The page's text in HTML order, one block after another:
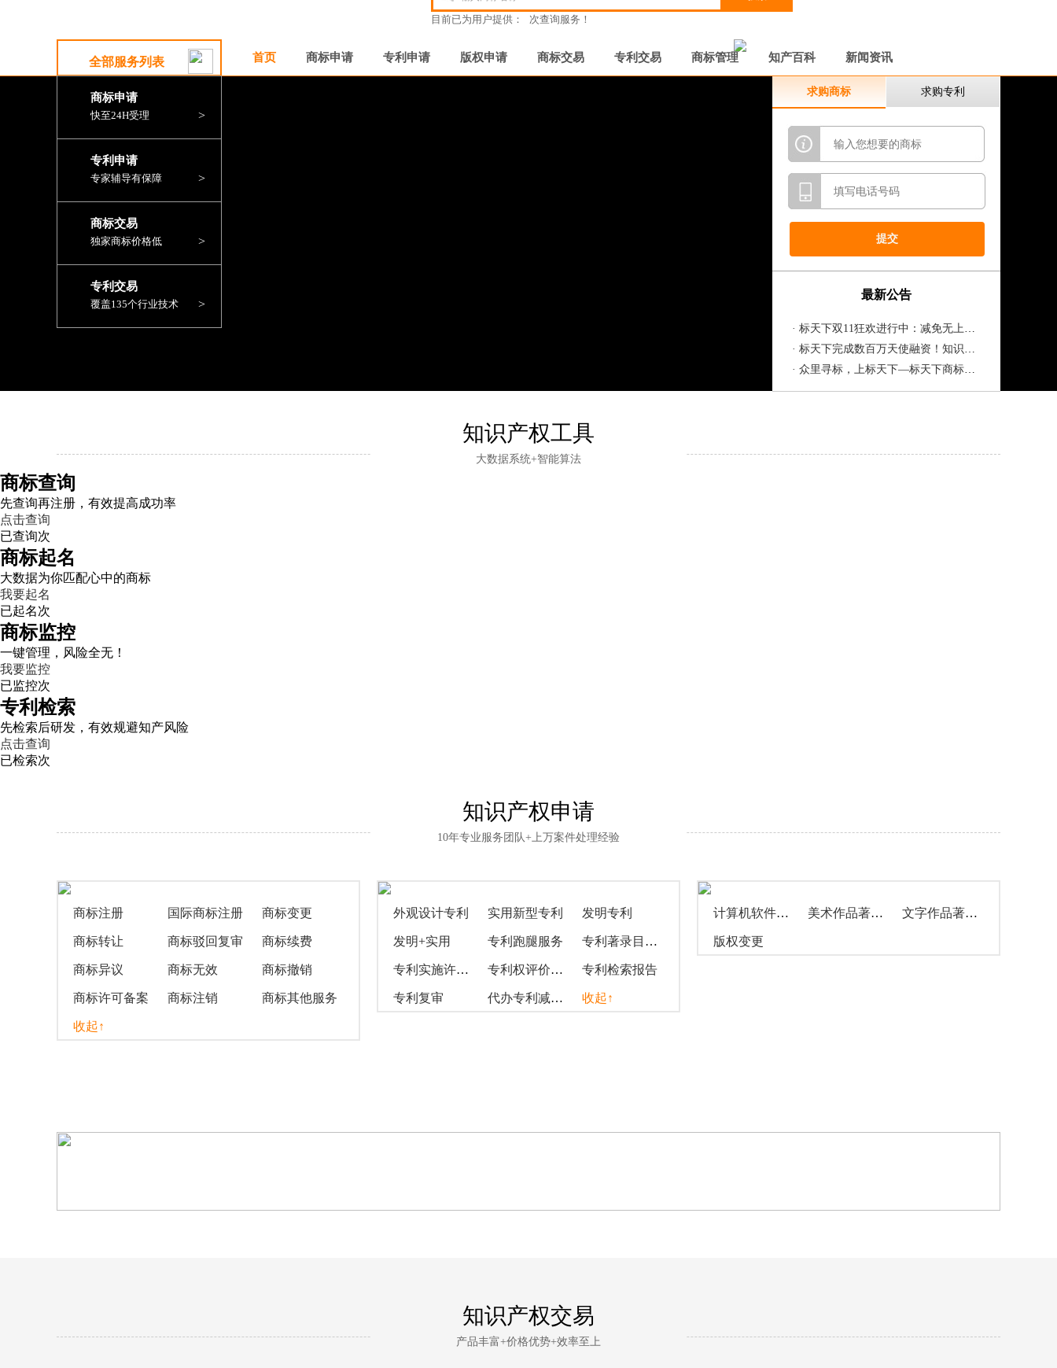
目前已为用户提供： 次查询服务！
全部服务列表 首页 商标申请 专利申请 版权申请 商标交易 专利交易 商标管理 知产百科 新闻资讯
商标申请
快至24H受理 >
专利申请
专家辅导有保障 >
商标交易
独家商标价格低 >
专利交易
覆盖135个行业技术 >
求购商标 求购专利
最新公告
· 标天下双11狂欢进行中：减免无上限，商标免费送！下单立减千元！！
· 标天下完成数百万天使融资！知识产权...
· 众里寻标，上标天下—标天下商标交易...
知识产权工具
大数据系统+智能算法
商标查询
先查询再注册，有效提高成功率
点击查询
已查询次
商标起名
大数据为你匹配心中的商标
我要起名
已起名次
商标监控
一键管理，风险全无！
我要监控
已监控次
专利检索
先检索后研发，有效规避知产风险
点击查询
已检索次
知识产权申请
10年专业服务团队+上万案件处理经验
商标注册 国际商标注册 商标变更
商标转让 商标驳回复审 商标续费
商标异议 商标无效 商标撤销
商标许可备案 商标注销 商标其他服务
收起↑
外观设计专利 实用新型专利 发明专利
发明+实用 专利跑腿服务 专利著录目录变更
专利实施许可合同备案 专利权评价报告 专利检索报告
专利复审 代办专利减缓手续 收起↑
计算机软件著作权 美术作品著作权 文字作品著作权
版权变更
知识产权交易
产品丰富+价格优势+效率至上